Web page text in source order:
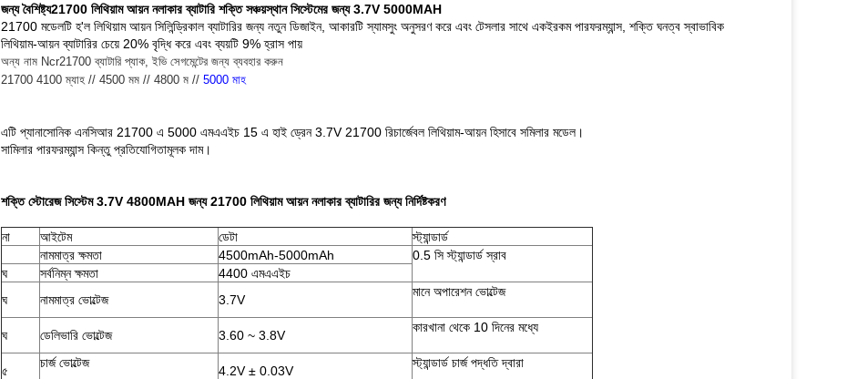
জন্য বৈশিষ্ট্য21700 লিথিয়াম আয়ন নলাকার ব্যাটারি শক্তি সঞ্চয়স্থান সিস্টেমের জন্য 3.7V 5000MAH
21700 মডেলটি হ'ল লিথিয়াম আয়ন সিলিন্ড্রিকাল ব্যাটারির জন্য নতুন ডিজাইন, আকারটি স্যামসুং অনুসরণ করে এবং টেসলার সাথে একইরকম পারফরম্যান্স, শক্তি ঘনত্ব স্বাভাবিক
লিথিয়াম-আয়ন ব্যাটারির চেয়ে 20% বৃদ্ধি করে এবং ব্যয়টি 9% হ্রাস পায়
অন্য নাম Ncr21700 ব্যাটারি প্যাক, ইভি সেগমেন্টের জন্য ব্যবহার করুন
21700 4100 ম্যাহ // 4500 মম // 4800 ম // 5000 মাহ
এটি প্যানাসোনিক এনসিআর 21700 এ 5000 এমএএইচ 15 এ হাই ড্রেন 3.7V 21700 রিচার্জেবল লিথিয়াম-আয়ন হিসাবে সমিলার মডেল।
সামিলার পারফরম্যান্স কিন্তু প্রতিযোগিতামূলক দাম।
শক্তি স্টোরেজ সিস্টেম 3.7V 4800MAH জন্য 21700 লিথিয়াম আয়ন নলাকার ব্যাটারির জন্য নির্দিষ্টকরণ
না আইটেম ডেটা
স্ট্যান্ডার্ড
নামমাত্র ক্ষমতা
4500mAh-5000mAh
0.5 সি স্ট্যান্ডার্ড স্রাব
ঘ
সর্বনিম্ন ক্ষমতা
4400 এমএএইচ
ঘ
নামমাত্র ভোল্টেজ 3.7V
মানে অপারেশন ভোল্টেজ
ঘ ডেলিভারি ভোল্টেজ 3.60 ~ 3.8V
কারখানা থেকে 10 দিনের মধ্যে
৫
চার্জ ভোল্টেজ
4.2V ± 0.03V
স্ট্যান্ডার্ড চার্জ পদ্ধতি দ্বারা